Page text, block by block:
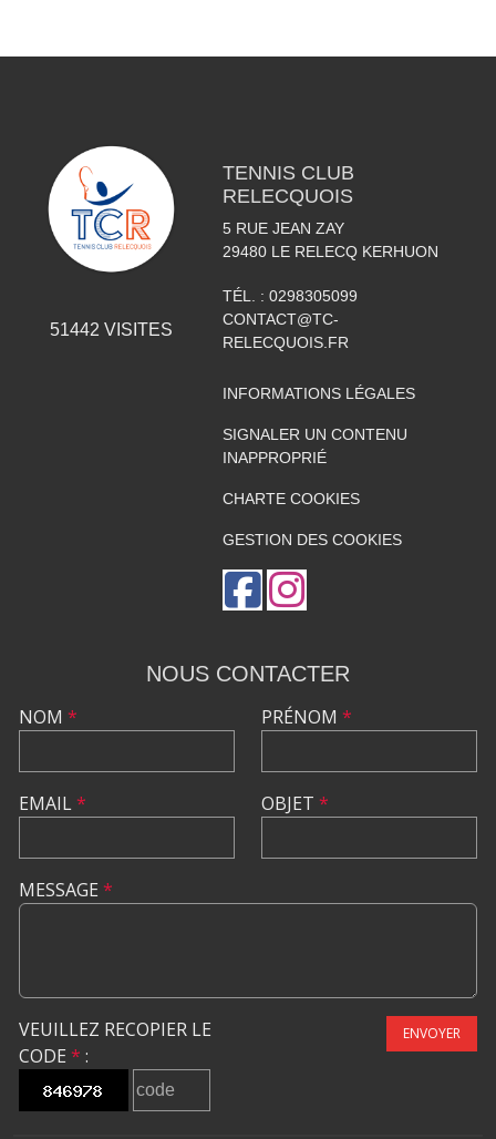
51442 VISITES
TENNIS CLUB
RELECQUOIS
5 RUE JEAN ZAY
29480 LE RELECQ KERHUON
TÉL. : 0298305099
CONTACT@TC-
RELECQUOIS.FR
INFORMATIONS LÉGALES
SIGNALER UN CONTENU
INAPPROPRIÉ
CHARTE COOKIES
GESTION DES COOKIES
NOUS CONTACTER
NOM *
EMAIL*
PRÉNOM *
OBJET *
MESSAGE *
VEUILLEZ RECOPIER LE
CODE * :
ENVOYER